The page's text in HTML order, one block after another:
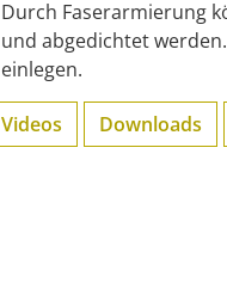
Durch Faserarmierung
und abgedichtet werden.
einlegen.
Videos Downloads